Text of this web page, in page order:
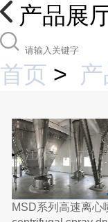
产品展
首页 >
MSD系列高速离心